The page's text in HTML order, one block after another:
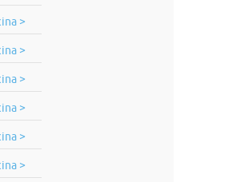
>
>
>
>
>
>